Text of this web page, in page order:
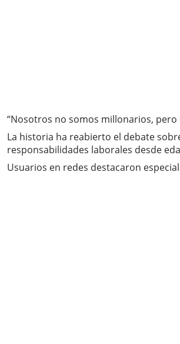
“Nosotros no somos millonarios,
La historia ha reabierto el debate
responsabilidades laborales desde
Usuarios en redes destacaron